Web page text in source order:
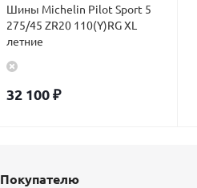
Шины Michelin Pilot Sport 5
275/45 ZR20 110(Y)RG XL
летние
32 100₽
Покупателю